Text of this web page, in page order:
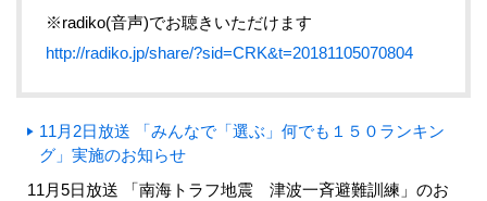
※radiko(音声)でお聴きいただけます
http://radiko.jp/share/?sid=CRK&t=20181105070804
11月2日放送 「みんなで「選ぶ」何でも１５０ランキン
グ」実施のお知らせ
11月5日放送 「南海トラフ地震 津波一斉避難訓練」のお